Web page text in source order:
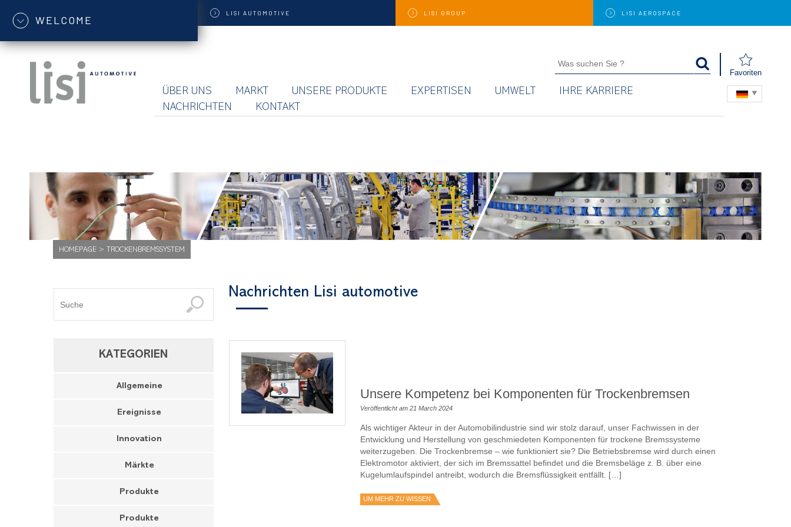
WELCOME
LISI AUTOMOTIVE LISI GROUP LISI AEROSPACE
Favoriten
ÜBER UNS MARKT UNSERE PRODUKTE EXPERTISEN UMWELT
IHRE KARRIERE
NACHRICHTEN
KONTAKT
HOMEPAGE> TROCKENBREMSSYSTEM
KATEGORIEN
Allgemeine
Ereignisse
Innovation
Märkte
Produkte
Produkte
Nachrichten Lisi automotive
Unsere Kompetenz bei Komponenten für Trockenbremsen
Veröffentlicht am 21 March 2024
Als wichtiger Akteur in der Automobilindustrie sind wir stolz darauf, unser Fachwissen in der
Entwicklung und Herstellung von geschmiedeten Komponenten für trockene Bremssysteme
weiterzugeben. Die Trockenbremse – wie funktioniert sie? Die Betriebsbremse wird durch einen
Elektromotor aktiviert, der sich im Bremssattel befindet und die Bremsbeläge z. B. über eine
Kugelumlaufspindel antreibt, wodurch die Bremsflüssigkeit entfällt. […]
UM MEHR ZU WISSEN